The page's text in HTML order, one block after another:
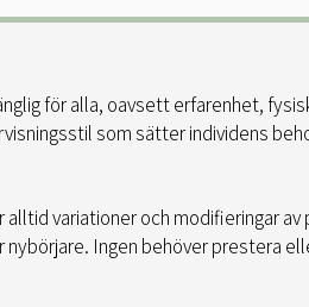
för alla, oavsett erfarenhet,
som sätter individens
variationer och modifieringar
nybörjare. Ingen behöver prestera